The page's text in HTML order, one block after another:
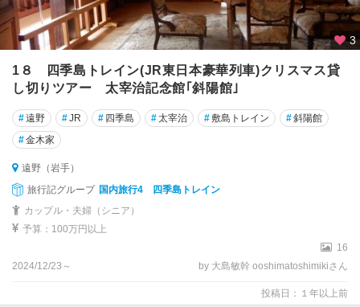
3
1８ 四季島トレイン(JR東日本豪華列車)クリスマス貸
し切りツアー 太宰治記念館｢斜陽館｣
#遠野 #JR # 四季島 #太宰治 #敷島トレイン #斜陽館
#金木家
遠野（岩手）
旅行記グループ 国内旅行4 四季島トレイン
カップル・夫婦（シニア）
予算：100万円以上
16
2024/12/23～
by 大島敏幹 ooshimatoshimikiさん
投稿日：１年以上前